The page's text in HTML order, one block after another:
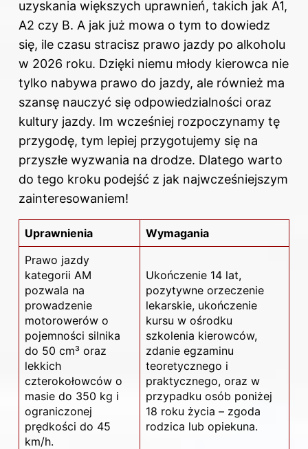
uzyskania większych uprawnień, takich jak A1,
A2 czy B. A jak już mowa o tym to dowiedz
się, ile czasu stracisz prawo jazdy po alkoholu
w 2026 roku. Dzięki niemu młody kierowca nie
tylko nabywa prawo do jazdy, ale również ma
szansę nauczyć się odpowiedzialności oraz
kultury jazdy. Im wcześniej rozpoczynamy tę
przygodę, tym lepiej przygotujemy się na
przyszłe wyzwania na drodze. Dlatego warto
do tego kroku podejść z jak najwcześniejszym
zainteresowaniem!
Uprawnienia
Wymagania
Prawo jazdy
kategorii AM
pozwala na
prowadzenie
motorowerów o
pojemności silnika
do 50 cm³ oraz
lekkich
czterokołowców o
masie do 350 kg i
ograniczonej
prędkości do 45
km/h.
Ukończenie 14 lat,
pozytywne orzeczenie
lekarskie, ukończenie
kursu w ośrodku
szkolenia kierowców,
zdanie egzaminu
teoretycznego i
praktycznego, oraz w
przypadku osób poniżej
18 roku życia – zgoda
rodzica lub opiekuna.